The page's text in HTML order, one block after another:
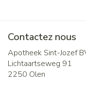
Contactez nous
Apotheek Sint-Jozef
Lichtaartseweg 91
2250 Olen